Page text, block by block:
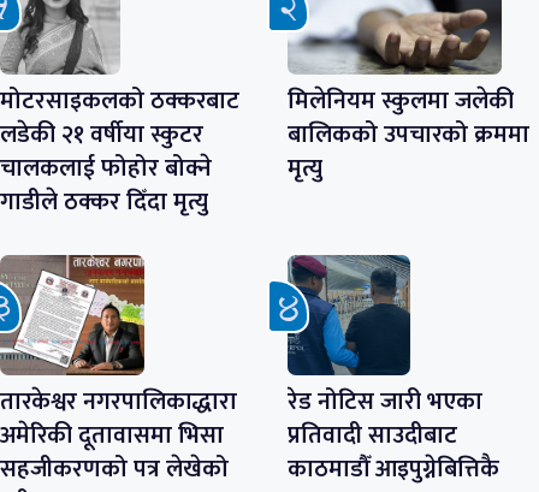
मोटरसाइकलको ठक्करबाट
लडेकी २१ वर्षीया स्कुटर
चालकलाई फोहोर बोक्ने
गाडीले ठक्कर दिँदा मृत्यु
मिलेनियम स्कुलमा जलेकी
बालिकको उपचारको क्रममा
मृत्यु
तारकेश्वर नगरपालिकाद्धारा
अमेरिकी दूतावासमा भिसा
सहजीकरणको पत्र लेखेको
रेड नोटिस जारी भएका
प्रतिवादी साउदीबाट
काठमाडौँ आइपुग्नेबित्तिकै